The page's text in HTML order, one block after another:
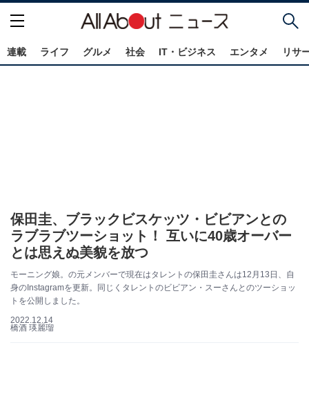
連載 ライフ グルメ 社会 IT・ビジネス エンタメ リサ
保田圭、ブラックビスケッツ・ビビアンとの
ラブラブツーショット！ 互いに40歳オーバー
とは思えぬ美貌を放つ
モーニング娘。の元メンバーで現在はタレントの保田圭さんは12月13日、自
身のInstagramを更新。同じくタレントのビビアン・スーさんとのツーショッ
トを公開しました。
2022.12.14
橋酒 瑛麗瑠